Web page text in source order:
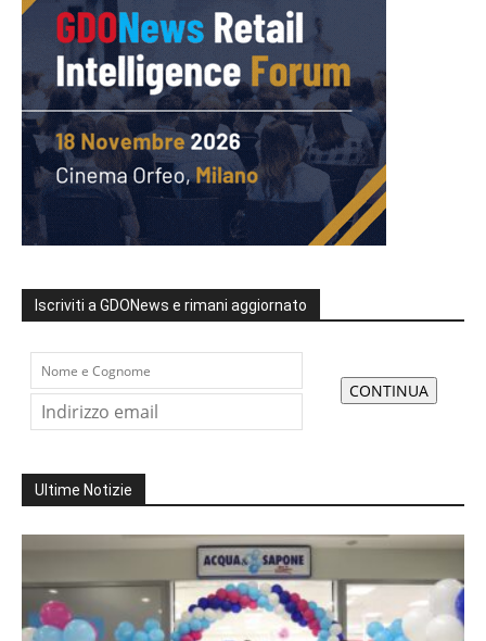
Iscriviti a GDONews e rimani aggiornato
Ultime Notizie